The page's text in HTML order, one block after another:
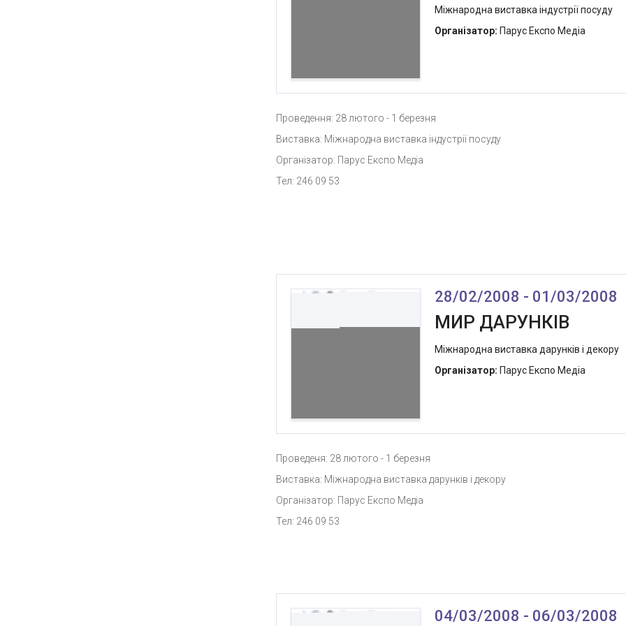
Міжнародна виставка індустрії посуду
Організатор: Парус Експо Медіа
Проведення: 28 лютого - 1 березня
Виставка: Міжнародна виставка індустрії посуду
Організатор: Парус Експо Медіа
Тел: 246 09 53
28/02/2008 - 01/03/2008
МИР ДАРУНКІВ
Міжнародна виставка дарунків і декору
Організатор: Парус Експо Медіа
Проведеня: 28 лютого - 1 березня
Виставка: Міжнародна виставка дарунків і декору
Організатор: Парус Експо Медіа
Тел: 246 09 53
04/03/2008 - 06/03/2008